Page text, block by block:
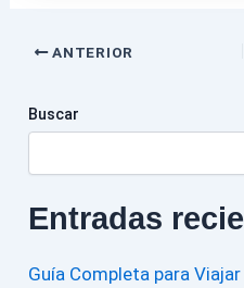
ANTERIOR
Buscar
Entradas
Guía Completa para